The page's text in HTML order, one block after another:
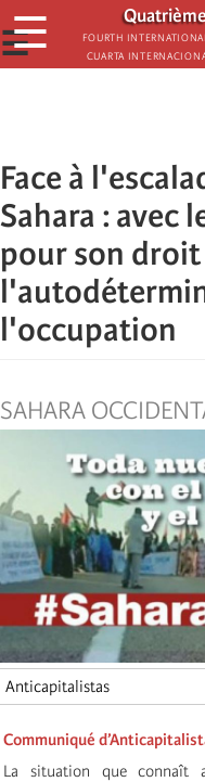
Aller
au
contenu
Fourth
Cuarta
☰
☰
Face à
Sahara : avec
pour son droit
l'occupation
SAHARA
Anticapitalistas
Communiqué
La situation que connaît